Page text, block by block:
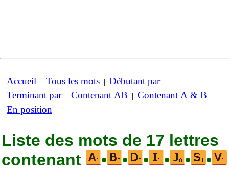
Accueil | Tous les mots | Débutant par|
Terminant par| Contenant AB | Contenant A & B |
En position
Liste des mots de 17 lettres
contenant
• • • • • •